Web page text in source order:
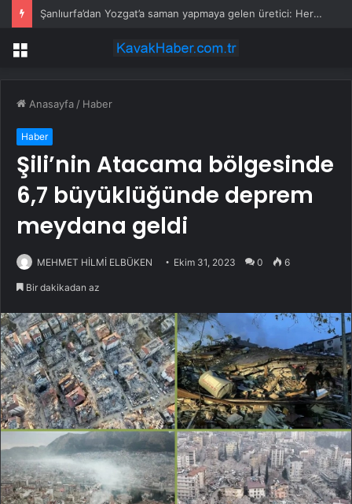
Şanlıurfa’dan Yozgat’a saman yapmaya gelen üretici: Her şey iki katına çıktı, samanın fiyatı düştü
Menü
Anasayfa / Haber
Haber
Şili’nin Atacama bölgesinde
6,7 büyüklüğünde deprem
meydana geldi
MEHMET HİLMİ ELBÜKEN Ekim 31, 2023 0 6
Bir dakikadan az